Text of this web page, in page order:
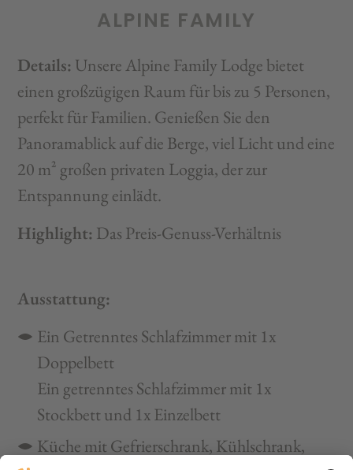
ALPINE FAMILY
Details: Unsere Alpine Family Lodge bietet
einen großzügigen Raum für bis zu 5 Personen,
perfekt für Familien. Genießen Sie den
Panoramablick auf die Berge, viel Licht und eine
20 m² großen privaten Loggia, der zur
Entspannung einlädt.
Highlight: Das Preis-Genuss-Verhältnis
Ausstattung:
Ein Getrenntes Schlafzimmer mit 1x
Doppelbett
Ein getrenntes Schlafzimmer mit 1x
Stockbett und 1x Einzelbett
Küche mit Gefrierschrank, Kühlschrank,